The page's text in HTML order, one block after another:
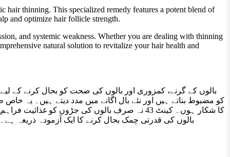
hair thinning. This specialized remedy features a potent blend of
and optimize hair follicle strength.
and systemic weakness. Whether you are dealing with thinning
natural solution to revitalize your hair health and